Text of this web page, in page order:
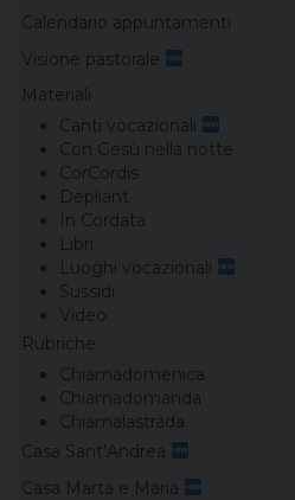
Calendario appuntamenti
Visione pastorale
Materiali
Canti vocazionali
Con Gesù nella notte
CorCordis
Depliant
In Cordata
Libri
Luoghi vocazionali
Sussidi
Video
Rubriche
Chiamadomenica
Chiamadomanda
Chiamalastrada
Casa Sant’Andrea
Casa Marta e Maria